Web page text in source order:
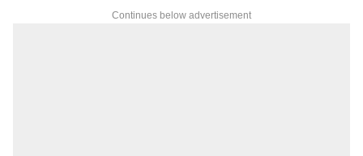
Continues below advertisement